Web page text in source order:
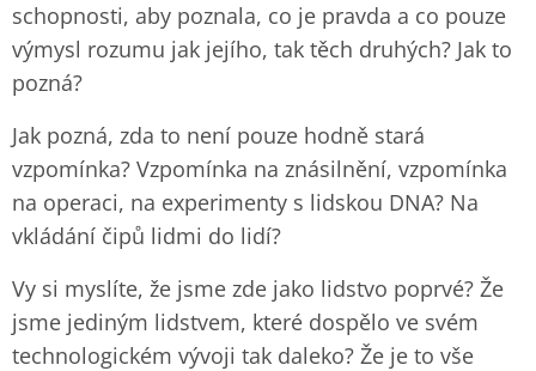
schopnosti, aby poznala, co je pravda a co pouze
výmysl rozumu jak jejího, tak těch druhých? Jak to
pozná?
Jak pozná, zda to není pouze hodně stará
vzpomínka? Vzpomínka na znásilnění, vzpomínka
na operaci, na experimenty s lidskou DNA? Na
vkládání čipů lidmi do lidí?
Vy si myslíte, že jsme zde jako lidstvo poprvé? Že
jsme jediným lidstvem, které dospělo ve svém
technologickém vývoji tak daleko? Že je to vše